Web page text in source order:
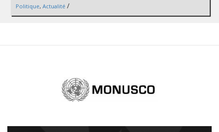
Politique, Actualité /